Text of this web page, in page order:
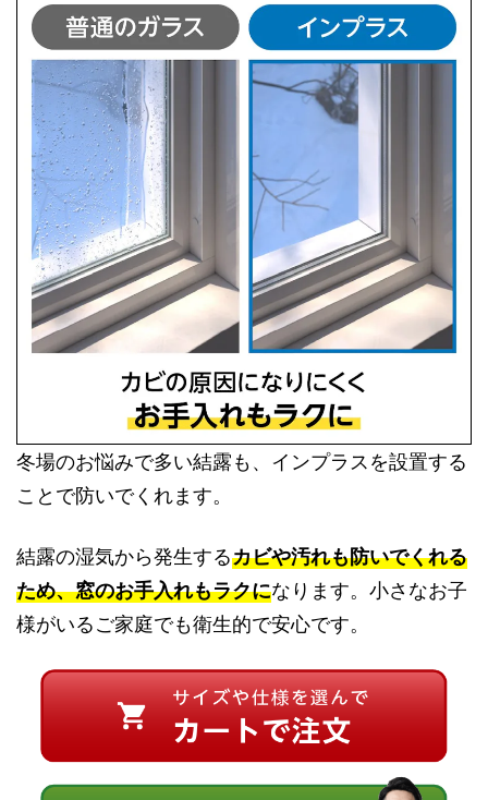
冬場のお悩みで多い結露も、インプラスを設置する
ことで防いでくれます。
結露の湿気から発生するカビや汚れも防いでくれる
ため、窓のお手入れもラクになります。小さなお子
様がいるご家庭でも衛生的で安心です。